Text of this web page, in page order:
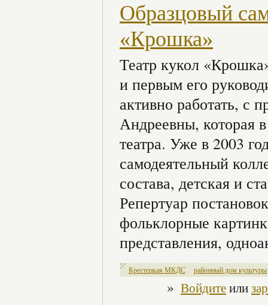
Образцовый
«Крошка»
Театр кукол
и первым его
активно работать, с
Андреевны, которая
театра. Уже в 2003
самодеятельный
состава, детская и
Репертуар
фольклорные
представления,
Крестецкая МКДС районный дом культуры
» Войдитеили